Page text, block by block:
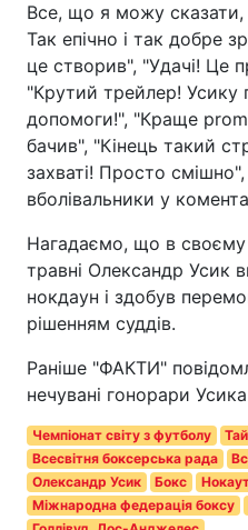
Все, що я можу сказати,
Так епічно і так добре
це створив", "Удачі! Це
"Крутий трейлер! Усику
допомоги!", "Краще
бачив", "Кінець такий
захваті! Просто
вболівальники у
Нагадаємо, що в
травні Олександр Усик
нокдаун і здобув
рішенням суддів.
Раніше "ФАКТИ"
нечувані гонорари
Чемпіонат світу з футболу
Всесвітня боксерська рада
Олександр Усик
Бокс
Міжнародна федерація боксу